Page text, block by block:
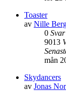
Toaster
av Nille
0 Svar
9013
mån
Skydancers
av Jonas